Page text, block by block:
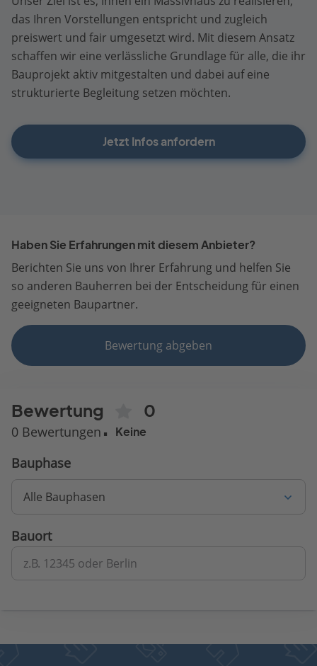
das Ihren Vorstellungen entspricht und zugleich
preiswert und fair umgesetzt wird. Mit diesem Ansatz
schaffen wir eine verlässliche Grundlage für alle, die ihr
Bauprojekt aktiv mitgestalten und dabei auf eine
strukturierte Begleitung setzen möchten.
Jetzt Infos anfordern
Haben Sie Erfahrungen mit diesem Anbieter?
Berichten Sie uns von Ihrer Erfahrung und helfen Sie
so anderen Bauherren bei der Entscheidung für einen
geeigneten Baupartner.
Bewertung abgeben
Bewertung 0
0 Bewertungen Keine
Bauphase
Alle Bauphasen
Bauort
z.B. 12345 oder Berlin